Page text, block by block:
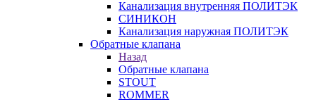
Канализация внутренняя ПОЛИТЭК
СИНИКОН
Канализация наружная ПОЛИТЭК
Обратные клапана
Назад
Обратные клапана
STOUT
ROMMER